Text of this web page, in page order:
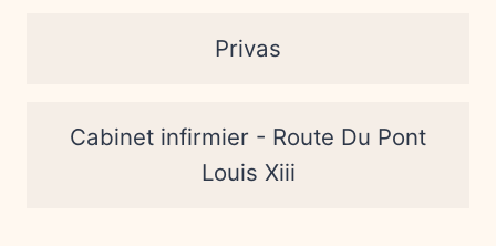
Privas
Cabinet infirmier - Route Du Pont
Louis Xiii